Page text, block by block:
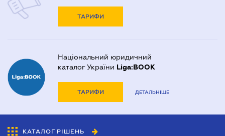
ТАРИФИ
Національний юридичний
каталог України Liga:BOOK
ТАРИФИ ДЕТАЛЬНІШЕ
КАТАЛОГ РІШЕНЬ